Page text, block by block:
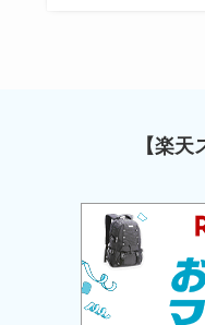
【楽天